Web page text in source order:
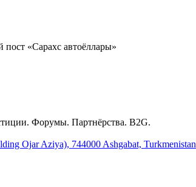
«Сарахс автоёллары»
Форумы. Партнёрства. B2G.
Ojar Aziya), 744000 Ashgabat, Turkmenistan